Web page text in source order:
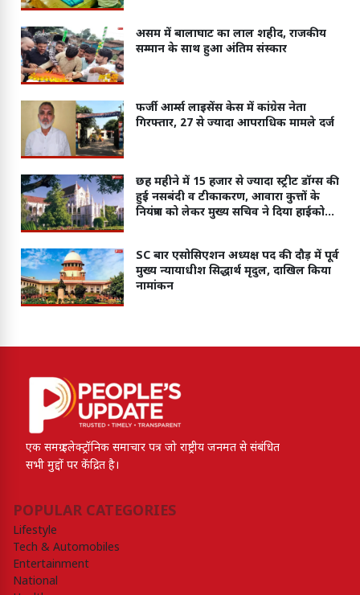
असम में बालाघाट का लाल शहीद, राजकीय
सम्मान के साथ हुआ अंतिम संस्कार
फर्जी आर्म्स लाइसेंस केस में कांग्रेस नेता
गिरफ्तार, 27 से ज्यादा आपराधिक मामले दर्ज
छह महीने में 15 हजार से ज्यादा स्ट्रीट डॉग्स की
हुई नसबंदी व टीकाकरण, आवारा कुत्तों के
नियंत्रण को लेकर मुख्य सचिव ने दिया हाईकोर्ट
SC बार एसोसिएशन अध्यक्ष पद की दौड़ में पूर्व
मुख्य न्यायाधीश सिद्धार्थ मृदुल, दाखिल किया
नामांकन
एक समग्र इलेक्ट्रॉनिक समाचार पत्र जो राष्ट्रीय जनमत से संबंधित
सभी मुद्दों पर केंद्रित है।
POPULAR CATEGORIES
Lifestyle
Tech & Automobiles
Entertainment
National